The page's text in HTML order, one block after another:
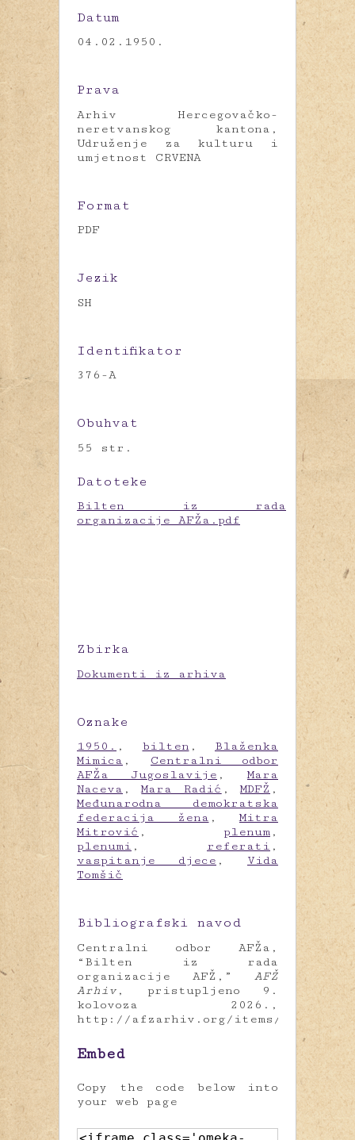
Datum
04.02.1950.
Prava
Arhiv Hercegovačko-
neretvanskog kantona,
Udruženje za kulturu i
umjetnost CRVENA
Format
PDF
Jezik
SH
Identifikator
376-A
Obuhvat
55 str.
Datoteke
Bilten iz rada
organizacije AFŽa.pdf
Zbirka
Dokumenti iz arhiva
Oznake
1950. , bilten , Blaženka
Mimica , Centralni odbor
AFŽa Jugoslavije ,Mara
Naceva ,Mara Radić ,MDFŽ ,
Međunarodna demokratska
federacija žena ,Mitra
Mitrović , plenum ,
plenumi , referati ,
vaspitanje djece , Vida
Tomšič
Bibliografski navod
Centralni odbor AFŽa,
“Bilten iz rada
organizacije AFŽ,” AFŽ
Arhiv , pristupljeno 9.
kolovoza 2026.,
http://afzarhiv.org/items/show/717.
Embed
Copy the code below into
your web page